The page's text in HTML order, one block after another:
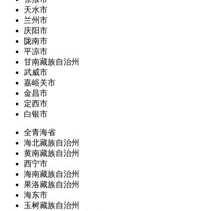
天水市
兰州市
庆阳市
陇南市
平凉市
甘南藏族自治州
武威市
嘉峪关市
金昌市
定西市
白银市
全青海省
海北藏族自治州
黄南藏族自治州
西宁市
海南藏族自治州
果洛藏族自治州
海东市
玉树藏族自治州